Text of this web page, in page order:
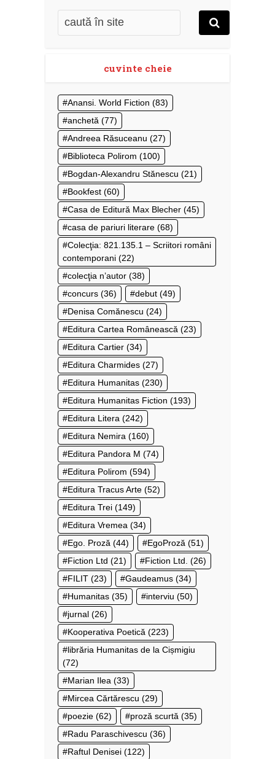
cuvinte cheie
Anansi. World Fiction (83)
anchetă (77)
Andreea Răsuceanu (27)
Biblioteca Polirom (100)
Bogdan-Alexandru Stănescu (21)
Bookfest (60)
Casa de Editură Max Blecher (45)
casa de pariuri literare (68)
Colecţia: 821.135.1 – Scriitori români
contemporani (22)
colecţia n’autor (38)
concurs (36) debut (49)
Denisa Comănescu (24)
Editura Cartea Românească (23)
Editura Cartier (34)
Editura Charmides (27)
Editura Humanitas (230)
Editura Humanitas Fiction (193)
Editura Litera (242)
Editura Nemira (160)
Editura Pandora M (74)
Editura Polirom (594)
Editura Tracus Arte (52)
Editura Trei (149)
Editura Vremea (34)
Ego. Proză (44) EgoProză (51)
Fiction Ltd (21) Fiction Ltd. (26)
FILIT (23) Gaudeamus (34)
Humanitas (35) interviu (50)
jurnal (26)
Kooperativa Poetică (223)
librăria Humanitas de la Cișmigiu
(72)
Marian Ilea (33)
Mircea Cărtărescu (29)
poezie (62) proză scurtă (35)
Radu Paraschivescu (36)
Raftul Denisei (122)